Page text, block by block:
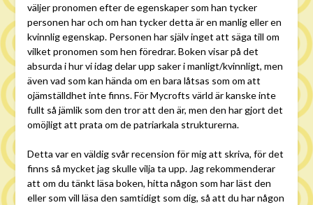
väljer pronomen efter de egenskaper som han tycker
personen har och om han tycker detta är en manlig eller en
kvinnlig egenskap. Personen har själv inget att säga till om
vilket pronomen som hen föredrar. Boken visar på det
absurda i hur vi idag delar upp saker i manligt/kvinnligt, men
även vad som kan hända om en bara låtsas som om att
ojämställdhet inte finns. För Mycrofts värld är kanske inte
fullt så jämlik som den tror att den är, men den har gjort det
omöjligt att prata om de patriarkala strukturerna.
Detta var en väldig svår recension för mig att skriva, för det
finns så mycket jag skulle vilja ta upp. Jag rekommenderar
att om du tänkt läsa boken, hitta någon som har läst den
eller som vill läsa den samtidigt som dig, så att du har någon